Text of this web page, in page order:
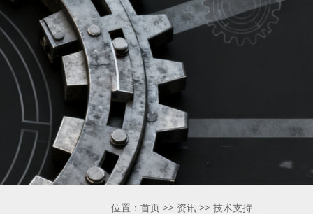
位置： 首页 >> 资讯 >> 技术支持